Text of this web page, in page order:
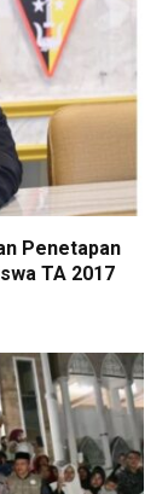
Penetapan
TA 2017